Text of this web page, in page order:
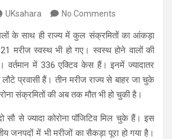
UKsahara No Comments
के साथ ही राज्य में कुल संक्रमितों का आंकड़ा
मरीज स्वस्थ भी हो गए। स्वस्थ होने वालों की
में 336 एक्टिव केस हैं। इनमें ज्यादातर
लौटे प्रवासी हैं। तीन मरीज राज्य से बाहर जा चुके
संक्रमितों की अब तक मौत भी हो चुकी है।
सौ से ज्यादा कोरोना पॉजिटिव मिल चुके हैं। इस
जनपदों में भी मरीजों का सैकड़ा पूरा हो गया है।